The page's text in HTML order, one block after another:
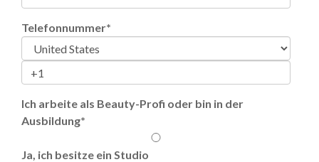
Telefonnummer*
Ich arbeite als Beauty-Profi oder bin in der
Ausbildung*
Ja, ich besitze ein Studio